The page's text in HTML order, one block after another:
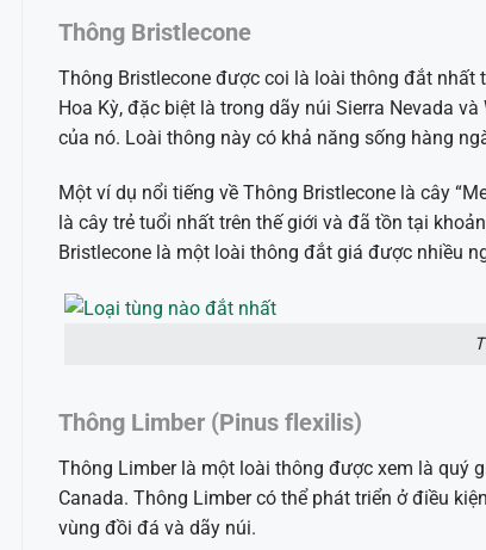
Thông Bristlecone
Thông Bristlecone được coi là loài thông đắt nhất
Hoa Kỳ, đặc biệt là trong dãy núi Sierra Nevada
của nó. Loài thông này có khả năng sống hàng
Một ví dụ nổi tiếng về Thông Bristlecone là cây
là cây trẻ tuổi nhất trên thế giới và đã tồn tại
Bristlecone là một loài thông đắt giá được nhiều
Thông Limber (Pinus flexilis)
Thông Limber là một loài thông được xem là quý
Canada. Thông Limber có thể phát triển ở điều
vùng đồi đá và dãy núi.